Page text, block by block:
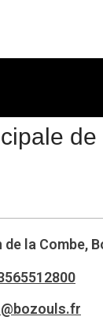
de
de la Combe,